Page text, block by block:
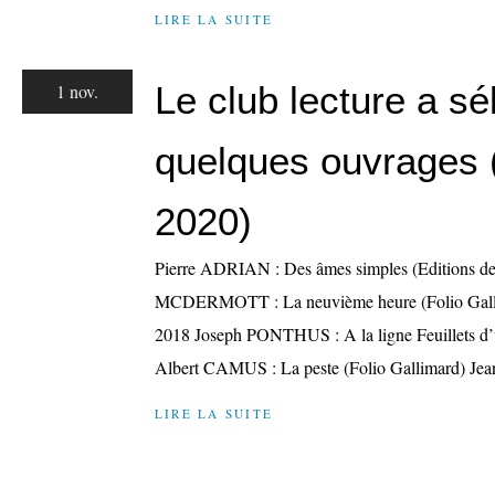
LIRE LA SUITE
1 nov.
Le club lecture a
quelques ouvrages
2020)
Pierre ADRIAN : Des âmes simples (Editions
MCDERMOTT : La neuvième heure (Folio
2018 Joseph PONTHUS : A la ligne Feuillets
Albert CAMUS : La peste (Folio Gallimard)
LIRE LA SUITE